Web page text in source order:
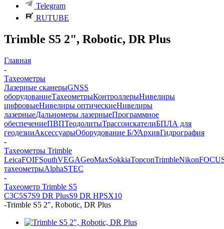
Telegram
RUTUBE
Trimble S5 2", Robotic, DR Plus
Главная
-
Тахеометры
Лазерные сканерыGNSS
оборудованиеТахеометрыКонтроллерыНивелиры
цифровыеНивелиры оптическиеНивелиры
лазерныеДальномеры лазерныеПрограммное
обеспечениеПВПТеодолитыТрассоискателиБПЛА для
геодезииАксессуарыОборудование Б/УАрхивГидрография
-
Тахеометры Trimble
LeicaFOIFSouthVEGAGeoMaxSokkiaTopconTrimbleNikon
тахеометрыAlphaSTEC
-
Тахеометр Trimble S5
C3C5S7S9 DR PlusS9 DR HPSX10
-Trimble S5 2", Robotic, DR Plus